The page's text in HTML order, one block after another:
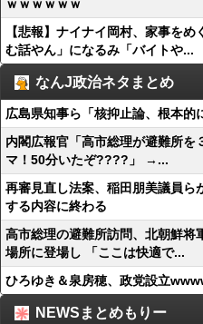
ｗｗｗｗｗｗ
【悲報】ナイナイ岡村、家事を
む話やん」になるみ「バイトや...
なんJ政治ネタまとめ
広島県知事ら「核抑止論、根本的
内閣広報官「高市総理が避難所を
マ！50分いたぞ????」 →...
再審見直し法案、稲田朋美議員ら
する内容に終わる
高市総理の避難所訪問、北朝鮮
場所に登場し 「ここは快適で...
ひろゆき＆泉房穂、政党設立
NEWSまとめもりー